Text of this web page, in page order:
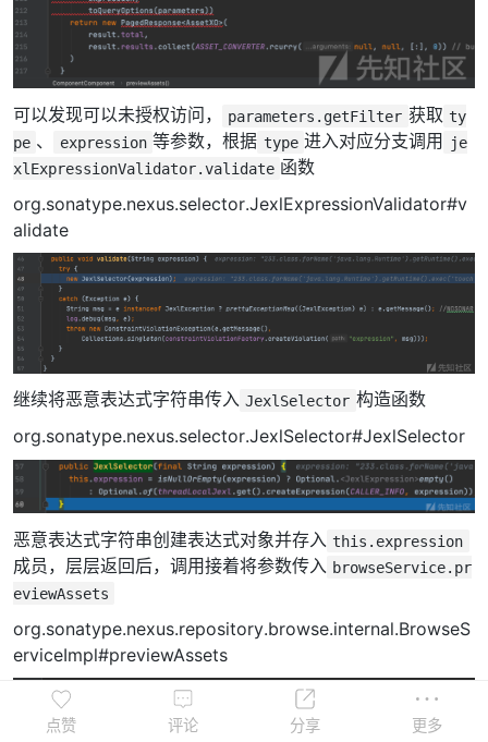
可以发现可以未授权访问， parameters.getFilter 获取 ty
pe 、 expression 等参数，根据 type 进入对应分支调用
je
xlExpressionValidator.validate 函数
org.sonatype.nexus.selector.JexlExpressionValidator#v
alidate
继续将恶意表达式字符串传入 JexlSelector 构造函数
org.sonatype.nexus.selector.JexlSelector#JexlSelector
恶意表达式字符串创建表达式对象并存入 this.expression
成员，层层返回后，调用接着将参数传入 browseService.pr
eviewAssets
org.sonatype.nexus.repository.browse.internal.BrowseS
erviceImpl#previewAssets
点赞 评论 分享 更多